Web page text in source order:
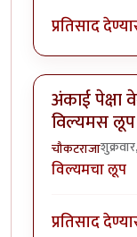
प्रतिसाद
अंकाई पेक्षा
विल्यमस
चौकटराजा
विल्यमचा लूप
प्रतिसाद